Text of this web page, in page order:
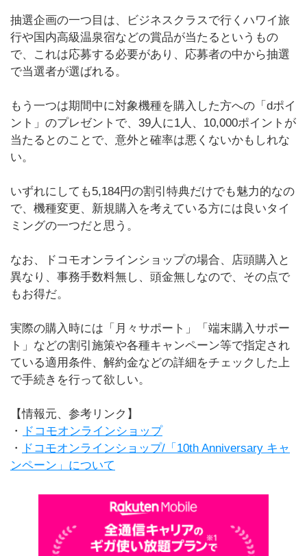
抽選企画の一つ目は、ビジネスクラスで行くハワイ旅
行や国内高級温泉宿などの賞品が当たるというもの
で、これは応募する必要があり、応募者の中から抽選
で当選者が選ばれる。
もう一つは期間中に対象機種を購入した方への「dポイ
ント」のプレゼントで、39人に1人、10,000ポイントが
当たるとのことで、意外と確率は悪くないかもしれな
い。
いずれにしても5,184円の割引特典だけでも魅力的なの
で、機種変更、新規購入を考えている方には良いタイ
ミングの一つだと思う。
なお、ドコモオンラインショップの場合、店頭購入と
異なり、事務手数料無し、頭金無しなので、その点で
もお得だ。
実際の購入時には「月々サポート」「端末購入サポー
ト」などの割引施策や各種キャンペーン等で指定され
ている適用条件、解約金などの詳細をチェックした上
で手続きを行って欲しい。
【情報元、参考リンク】
・
ドコモオンラインショップ
・
ドコモオンラインショップ/「10th Anniversary キャ
ンペーン」について